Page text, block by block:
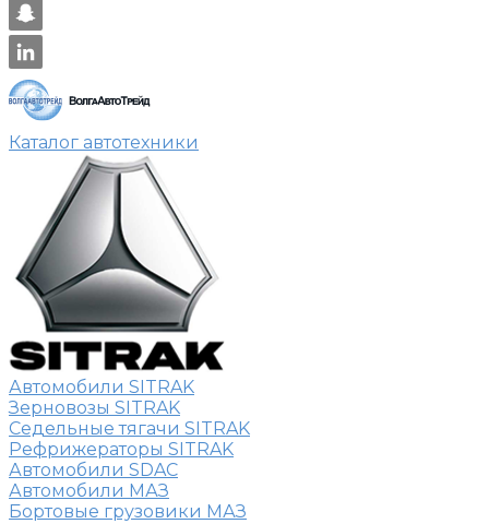
Каталог автотехники
Автомобили SITRAK
Зерновозы SITRAK
Седельные тягачи SITRAK
Рефрижераторы SITRAK
Автомобили SDAC
Автомобили МАЗ
Бортовые грузовики МАЗ